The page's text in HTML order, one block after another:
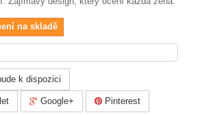
na skladě
k dispozici
Google+ Pinterest